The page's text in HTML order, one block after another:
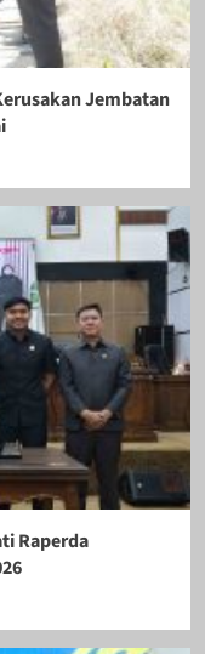
Jembatan
Raperda